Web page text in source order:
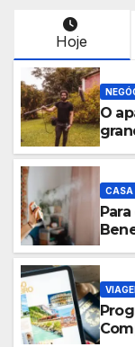
Hoje
O
CASA